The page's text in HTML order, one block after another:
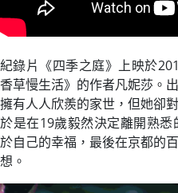
紀錄片《四季之庭》上映於
香草慢生活》的作者凡妮莎。
擁有人人欣羨的家世，但她卻
於是在19歲毅然決定離開熟
於自己的幸福，最後在京都的
想。